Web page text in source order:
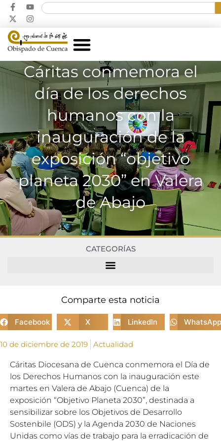
Cáritas conmemora el
día de los derechos
humanos con la
inauguración de la
exposición “objetivo
planeta 2030” en Valera
de Abajo
CATEGORÍAS
Comparte esta noticia
Facebook X LinkedIn WhatsApp
10 de diciembre de 2019 Actualidad
Cáritas Diocesana de Cuenca conmemora el Día de
los Derechos Humanos con la inauguración este
martes en Valera de Abajo (Cuenca) de la
exposición “Objetivo Planeta 2030”, destinada a
sensibilizar sobre los Objetivos de Desarrollo
Sostenbile (ODS) y la Agenda 2030 de Naciones
Unidas como vías de trabajo para la erradicación de